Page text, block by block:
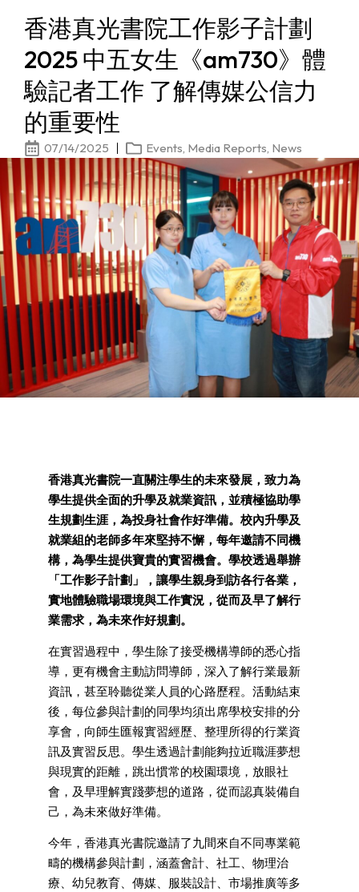
香港真光書院工作影子計劃
2025 中五女生《am730》體
驗記者工作 了解傳媒公信力
的重要性
07/14/2025 Events, Media Reports, News
香港真光書院一直關注學生的未來發展，致力為
學生提供全面的升學及就業資訊，並積極協助學
生規劃生涯，為投身社會作好準備。校內升學及
就業組的老師多年來堅持不懈，每年邀請不同機
構，為學生提供寶貴的實習機會。學校透過舉辦
「工作影子計劃」，讓學生親身到訪各行各業，
實地體驗職場環境與工作實況，從而及早了解行
業需求，為未來作好規劃。
在實習過程中，學生除了接受機構導師的悉心指
導，更有機會主動訪問導師，深入了解行業最新
資訊，甚至聆聽從業人員的心路歷程。活動結束
後，每位參與計劃的同學均須出席學校安排的分
享會，向師生匯報實習經歷、整理所得的行業資
訊及實習反思。學生透過計劃能夠拉近職涯夢想
與現實的距離，跳出慣常的校園環境，放眼社
會，及早理解實踐夢想的道路，從而認真裝備自
己，為未來做好準備。
今年，香港真光書院邀請了九間來自不同專業範
疇的機構參與計劃，涵蓋會計、社工、物理治
療、幼兒教育、傳媒、服裝設計、市場推廣等多